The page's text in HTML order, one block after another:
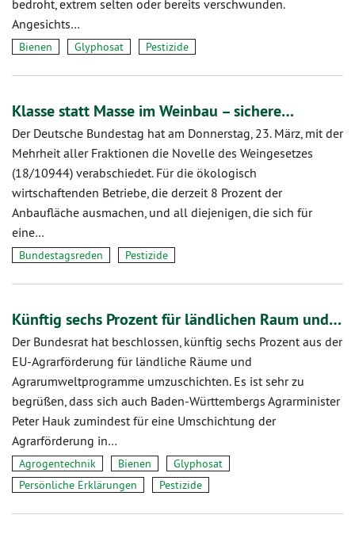
bedroht, extrem selten oder bereits verschwunden.
Angesichts…
Bienen Glyphosat Pestizide
Klasse statt Masse im Weinbau – sichere…
Der Deutsche Bundestag hat am Donnerstag, 23. März, mit der
Mehrheit aller Fraktionen die Novelle des Weingesetzes
(18/10944) verabschiedet. Für die ökologisch
wirtschaftenden Betriebe, die derzeit 8 Prozent der
Anbaufläche ausmachen, und all diejenigen, die sich für
eine…
Bundestagsreden Pestizide
Künftig sechs Prozent für ländlichen Raum und…
Der Bundesrat hat beschlossen, künftig sechs Prozent aus der
EU-Agrarförderung für ländliche Räume und
Agrarumweltprogramme umzuschichten. Es ist sehr zu
begrüßen, dass sich auch Baden-Württembergs Agrarminister
Peter Hauk zumindest für eine Umschichtung der
Agrarförderung in…
Agrogentechnik Bienen
Glyphosat
Persönliche Erklärungen
Pestizide